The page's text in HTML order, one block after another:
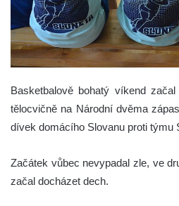
Basketbalově bohatý víkend
tělocvičně na Národní dvěma
dívek domácího Slovanu proti týmu
Začátek vůbec nevypadal zle, ve
začal docházet dech.